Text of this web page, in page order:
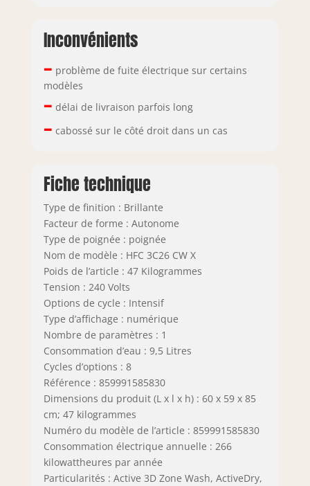
Inconvénients
– problème de fuite électrique sur certains
modèles
– délai de livraison parfois long
– cabossé sur le côté droit dans un cas
Fiche technique
Type de finition : Brillante
Facteur de forme : Autonome
Type de poignée : poignée
Nom de modèle : HFC 3C26 CW X
Poids de l’article : 47 Kilogrammes
Tension : 240 Volts
Options de cycle : Intensif
Type d’affichage : numérique
Nombre de paramètres : 1
Consommation d’eau : 9,5 Litres
Cycles d’options : 8
Référence : 859991585830
Dimensions du produit (L x l x h) : 60 x 59 x 85
cm; 47 kilogrammes
Numéro du modèle de l’article : 859991585830
Consommation électrique annuelle : 266
kilowattheures par année
Particularités : Active 3D Zone Wash, ActiveDry,